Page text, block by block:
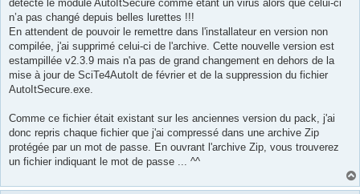
détecte le module AutoItSecure comme étant un virus alors que celui-ci
n’a pas changé depuis belles lurettes !!!
En attendent de pouvoir le remettre dans l'installateur en version non
compilée, j'ai supprimé celui-ci de l'archive. Cette nouvelle version est
estampillée v2.3.9 mais n'a pas de grand changement en dehors de la
mise à jour de SciTe4AutoIt de février et de la suppression du fichier
AutoItSecure.exe.
Comme ce fichier était existant sur les anciennes version du pack, j'ai
donc repris chaque fichier que j'ai compressé dans une archive Zip
protégée par un mot de passe. En ouvrant l'archive Zip, vous trouverez
un fichier indiquant le mot de passe ... ^^